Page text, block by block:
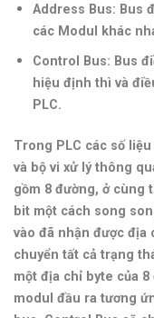
Address Bus: Bus
các Modul khác
Control Bus: Bus
hiệu định thì và
PLC.
Trong PLC các số
và bộ vi xử lý thông
gồm 8 đường, ở cùng
bit một cách song
vào đã nhận được địa
chuyển tất cả trạng
một địa chỉ byte của
modul đầu ra tương